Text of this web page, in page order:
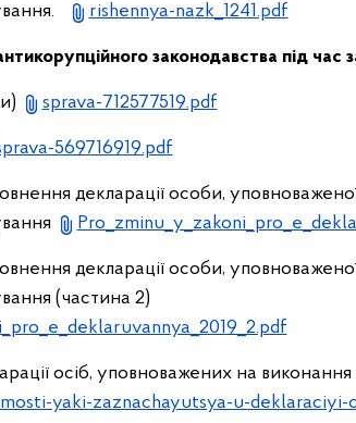
rishennya-nazk_1241.pdf
законодавства під час
sprava-712577519.pdf
569716919.pdf
декларації особи,
декларації особи,
(частина 2)
осіб, уповноважених на
yaki-zaznachayutsya-u-deklaraciyi-